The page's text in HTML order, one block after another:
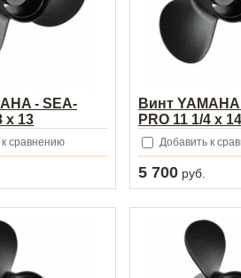
- SEA-
х 13
сравнению
Винт
PRO 11 1/4 х 14
Добавить к
5 700 руб.